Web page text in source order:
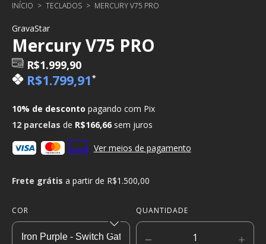
INÍCIO > TECLADOS > MERCURY V75 PRO
GravaStar
Mercury V75 PRO
R$1.999,90
R$1.799,91*
10% de desconto pagando com Pix
12 parcelas de R$166,66 sem juros
Ver meios de pagamento
Frete grátis a partir de R$1.500,00
COR QUANTIDADE